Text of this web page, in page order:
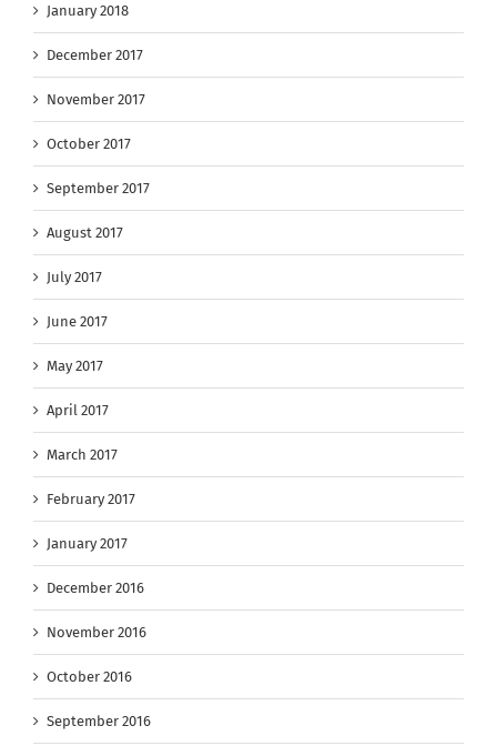
January 2018
December 2017
November 2017
October 2017
September 2017
August 2017
July 2017
June 2017
May 2017
April 2017
March 2017
February 2017
January 2017
December 2016
November 2016
October 2016
September 2016